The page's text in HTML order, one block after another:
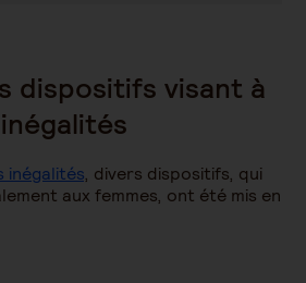
dispositifs visant à
inégalités, divers dispositifs, qui
aux femmes, ont été mis en